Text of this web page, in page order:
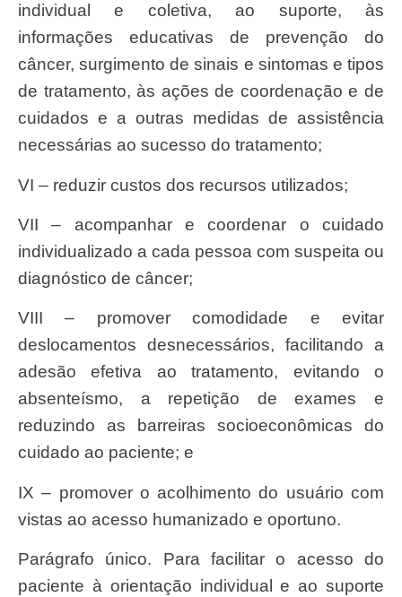
individual e coletiva, ao suporte, às
informações educativas de prevenção do
câncer, surgimento de sinais e sintomas e tipos
de tratamento, às ações de coordenação e de
cuidados e a outras medidas de assistência
necessárias ao sucesso do tratamento;
VI – reduzir custos dos recursos utilizados;
VII – acompanhar e coordenar o cuidado
individualizado a cada pessoa com suspeita ou
diagnóstico de câncer;
VIII – promover comodidade e evitar
deslocamentos desnecessários, facilitando a
adesão efetiva ao tratamento, evitando o
absenteísmo, a repetição de exames e
reduzindo as barreiras socioeconômicas do
cuidado ao paciente; e
IX – promover o acolhimento do usuário com
vistas ao acesso humanizado e oportuno.
Parágrafo único. Para facilitar o acesso do
paciente à orientação individual e ao suporte